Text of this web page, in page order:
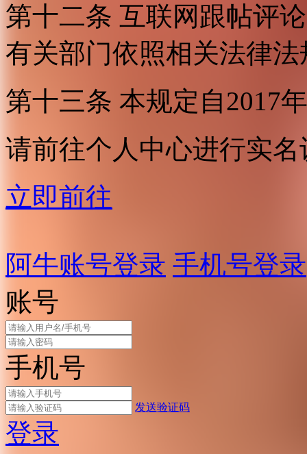
第十二条 互联网跟帖评
有关部门依照相关法律
第十三条 本规定自2017
请前往个人中心进行实名
立即前往
阿牛账号登录 手机号登录
账号
手机号
发送验证码
登录